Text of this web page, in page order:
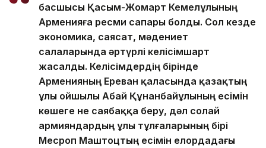
басшысы Қасым-Жомарт Кемелұлының
Арменияға ресми сапары болды. Сол кезде
экономика, саясат, мәдениет
салаларында әртүрлі келісімшарт
жасалды. Келісімдердің бірінде
Арменияның Ереван қаласында қазақтың
ұлы ойшылы Абай Құнанбайұлының есімін
көшеге не саябаққа беру, дәл солай
армияндардың ұлы тұлғаларының бірі
Месроп Маштоцтың есімін елордадағы